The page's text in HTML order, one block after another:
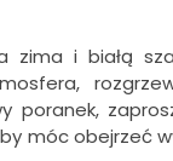
i białą
poranek,
by móc obejrzeć